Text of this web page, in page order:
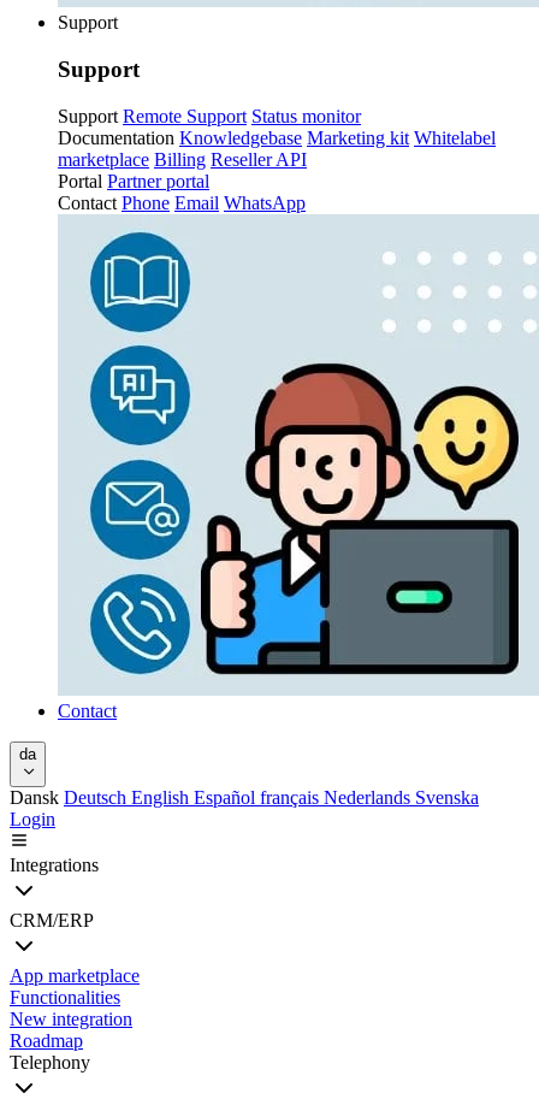
Support
Support
Support Remote Support Status monitor
Documentation Knowledgebase Marketing kit Whitelabel
marketplace Billing Reseller API
Portal Partner portal
Contact Phone Email WhatsApp
Contact
da
Dansk Deutsch English Español français Nederlands Svenska
Login
Integrations
CRM/ERP
App marketplace
Functionalities
New integration
Roadmap
Telephony